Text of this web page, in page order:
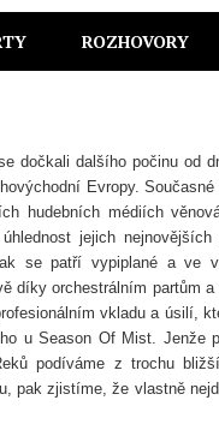
ROZHOVORY
dočkali dalšího počinu od
Evropy.
hudebních médiích
jejich
se patří vypiplané a ve
díky orchestrálním partům
vkladu a úsilí,
u Season Of Mist. Jenže
podíváme z trochu
pak zjistíme, že vlastně